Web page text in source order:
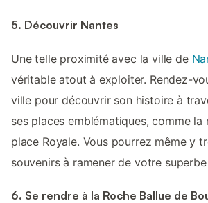
5. Découvrir Nantes
Une telle proximité avec la ville de
véritable atout à exploiter. Rendez-
ville pour découvrir son histoire à
ses places emblématiques, comme la
place Royale. Vous pourrez même y
souvenirs à ramener de votre superbe
6. Se rendre à la Roche Ballue de